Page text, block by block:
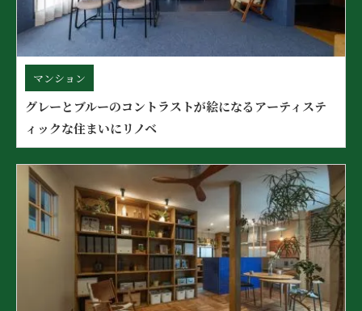
マンション
グレーとブルーのコントラストが絵になるアーティステ
ィックな住まいにリノベ